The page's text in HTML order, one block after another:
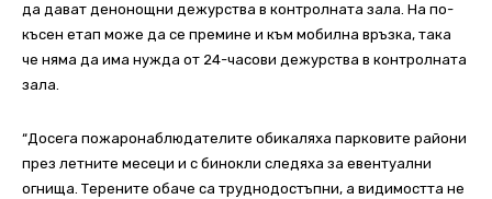
да дават денонощни дежурства в контролната зала. На по-
късен етап може да се премине и към мобилна връзка, така
че няма да има нужда от 24-часови дежурства в контролната
зала.
“Досега пожаронаблюдателите обикаляха парковите райони
през летните месеци и с бинокли следяха за евентуални
огнища. Терените обаче са труднодостъпни, а видимостта не